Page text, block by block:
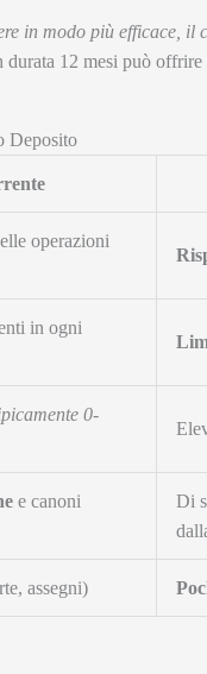
in modo più efficace, il
durata 12 mesi può
Deposito
operazioni
in ogni
0-
e canoni
Di
assegni)